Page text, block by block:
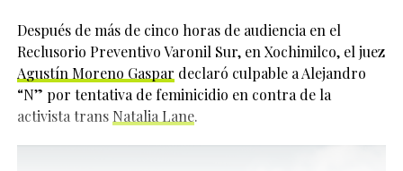
impacto positivo.
“He podido vivir siendo
yo misma durante
mucho tiempo y me
202
Compartir
Después de más de cinco horas de audiencia en el
Reclusorio Preventivo Varonil Sur, en Xochimilco, el juez
Agustín Moreno Gaspar declaró culpable a Alejandro
“N” por tentativa de feminicidio en contra de la
activista trans Natalia Lane.